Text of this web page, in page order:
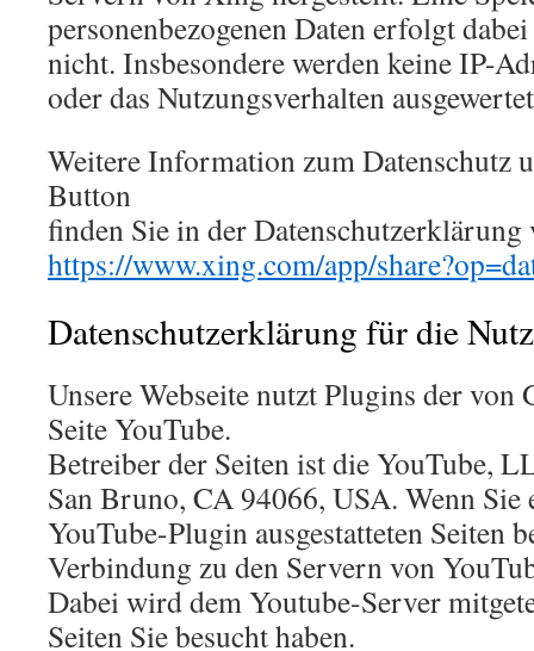
personenbezogenen Daten erfolgt
nicht. Insbesondere werden keine IP-
oder das Nutzungsverhalten
Weitere Information zum Datenschutz
Button
finden Sie in der
https://www.xing.com/app/
Datenschutzerklärung für die
Unsere Webseite nutzt Plugins der von
Seite YouTube.
Betreiber der Seiten ist die YouTube,
San Bruno, CA 94066, USA. Wenn Sie
YouTube-Plugin ausgestatteten Seiten
Verbindung zu den Servern von
Dabei wird dem Youtube-Server
Seiten Sie besucht haben.